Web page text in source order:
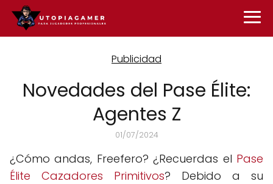
Novedades del Pase Élite:
Agentes Z
01/07/2024
¿Cómo andas, Freefero? ¿Recuerdas el Pase
Élite Cazadores Primitivos? Debido a su